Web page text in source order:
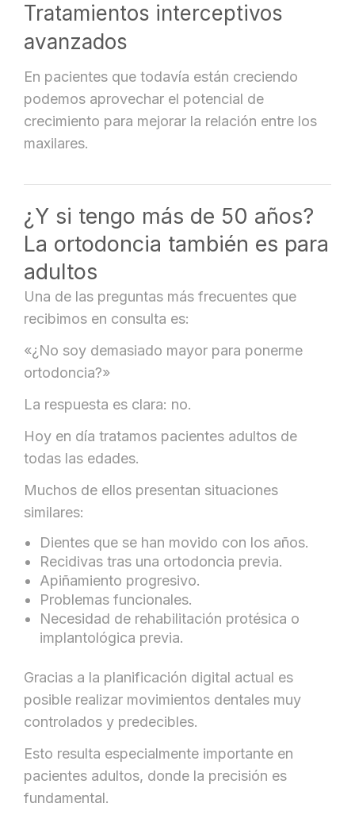
Tratamientos interceptivos
avanzados
En pacientes que todavía están creciendo
podemos aprovechar el potencial de
crecimiento para mejorar la relación entre los
maxilares.
¿Y si tengo más de 50 años?
La ortodoncia también es para
adultos
Una de las preguntas más frecuentes que
recibimos en consulta es:
«¿No soy demasiado mayor para ponerme
ortodoncia?»
La respuesta es clara: no.
Hoy en día tratamos pacientes adultos de
todas las edades.
Muchos de ellos presentan situaciones
similares:
Dientes que se han movido con los años.
Recidivas tras una ortodoncia previa.
Apiñamiento progresivo.
Problemas funcionales.
Necesidad de rehabilitación protésica o
implantológica previa.
Gracias a la planificación digital actual es
posible realizar movimientos dentales muy
controlados y predecibles.
Esto resulta especialmente importante en
pacientes adultos, donde la precisión es
fundamental.